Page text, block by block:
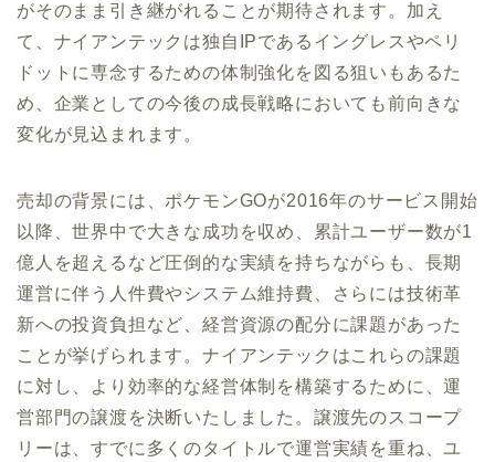
がそのまま引き継がれることが期待されます。加え
て、ナイアンテックは独自IPであるイングレスやペリ
ドットに専念するための体制強化を図る狙いもあるた
め、企業としての今後の成長戦略においても前向きな
変化が見込まれます。
売却の背景には、ポケモンGOが2016年のサービス開始
以降、世界中で大きな成功を収め、累計ユーザー数が1
億人を超えるなど圧倒的な実績を持ちながらも、長期
運営に伴う人件費やシステム維持費、さらには技術革
新への投資負担など、経営資源の配分に課題があった
ことが挙げられます。ナイアンテックはこれらの課題
に対し、より効率的な経営体制を構築するために、運
営部門の譲渡を決断いたしました。譲渡先のスコープ
リーは、すでに多くのタイトルで運営実績を重ね、ユ